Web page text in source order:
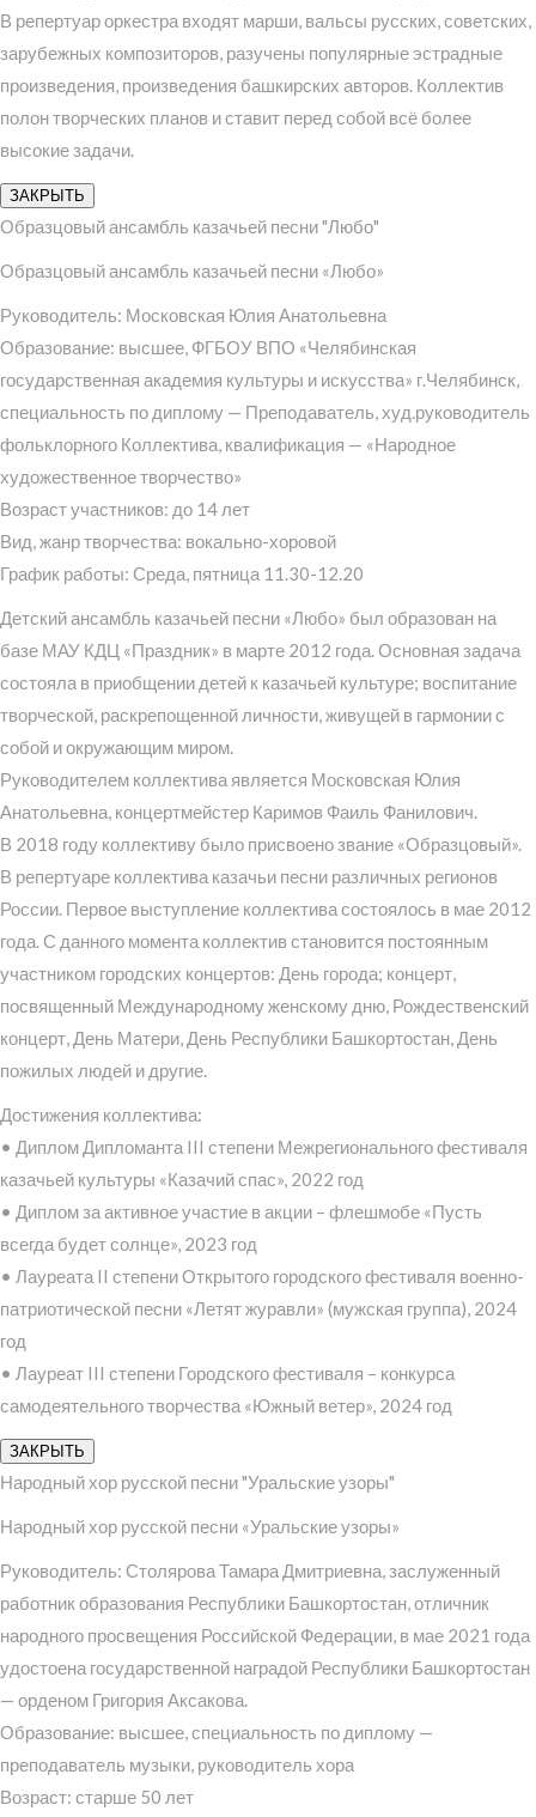
В репертуар оркестра входят марши, вальсы русских, советских,
зарубежных композиторов, разучены популярные эстрадные
произведения, произведения башкирских авторов. Коллектив
полон творческих планов и ставит перед собой всё более
высокие задачи.
ЗАКРЫТЬ
Образцовый ансамбль казачьей песни "Любо"
Образцовый ансамбль казачьей песни «Любо»
Руководитель: Московская Юлия Анатольевна
Образование: высшее, ФГБОУ ВПО «Челябинская
государственная академия культуры и искусства» г.Челябинск,
специальность по диплому — Преподаватель, худ.руководитель
фольклорного Коллектива, квалификация — «Народное
художественное творчество»
Возраст участников: до 14 лет
Вид, жанр творчества: вокально-хоровой
График работы: Среда, пятница 11.30-12.20
Детский ансамбль казачьей песни «Любо» был образован на
базе МАУ КДЦ «Праздник» в марте 2012 года. Основная задача
состояла в приобщении детей к казачьей культуре; воспитание
творческой, раскрепощенной личности, живущей в гармонии с
собой и окружающим миром.
Руководителем коллектива является Московская Юлия
Анатольевна, концертмейстер Каримов Фаиль Фанилович.
В 2018 году коллективу было присвоено звание «Образцовый».
В репертуаре коллектива казачьи песни различных регионов
России. Первое выступление коллектива состоялось в мае 2012
года. С данного момента коллектив становится постоянным
участником городских концертов: День города; концерт,
посвященный Международному женскому дню, Рождественский
концерт, День Матери, День Республики Башкортостан, День
пожилых людей и другие.
Достижения коллектива:
• Диплом Дипломанта III степени Межрегионального фестиваля
казачьей культуры «Казачий спас», 2022 год
• Диплом за активное участие в акции – флешмобе «Пусть
всегда будет солнце», 2023 год
• Лауреата II степени Открытого городского фестиваля военно-
патриотической песни «Летят журавли» (мужская группа), 2024
год
• Лауреат III степени Городского фестиваля – конкурса
самодеятельного творчества «Южный ветер», 2024 год
ЗАКРЫТЬ
Народный хор русской песни "Уральские узоры"
Народный хор русской песни «Уральские узоры»
Руководитель: Столярова Тамара Дмитриевна, заслуженный
работник образования Республики Башкортостан, отличник
народного просвещения Российской Федерации, в мае 2021 года
удостоена государственной наградой Республики Башкортостан
— орденом Григория Аксакова.
Образование: высшее, специальность по диплому —
преподаватель музыки, руководитель хора
Возраст: старше 50 лет